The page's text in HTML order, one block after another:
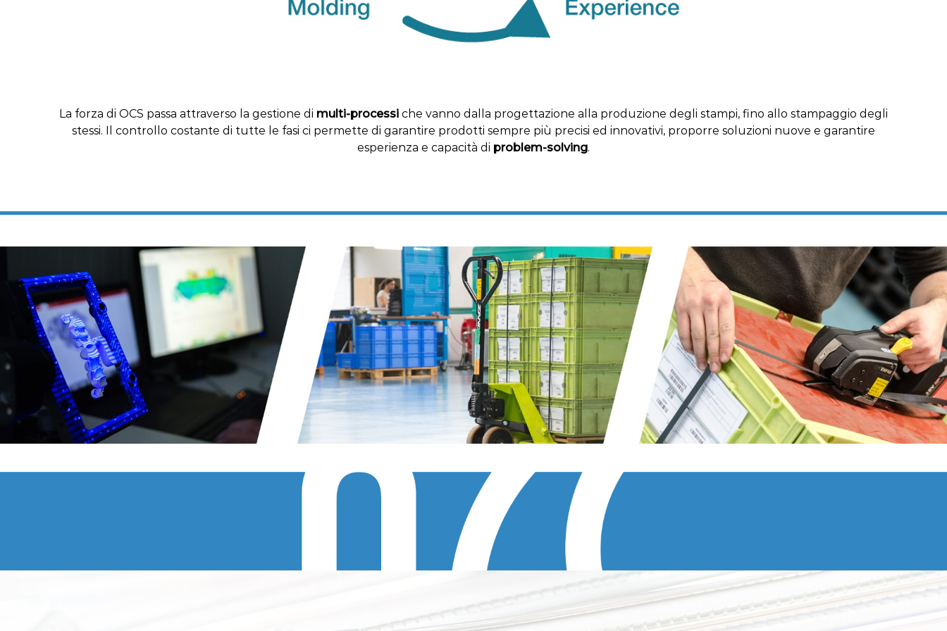
La forza di OCS passa attraverso la gestione di multi-processi che vanno dalla progettazione alla produzione degli stampi, fino allo stampaggio degli
stessi. Il controllo costante di tutte le fasi ci permette di garantire prodotti sempre più precisi ed innovativi, proporre soluzioni nuove e garantire
esperienza e capacità di problem-solving.